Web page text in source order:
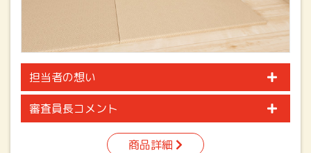
担当者の想い
審査員長コメント
商品詳細